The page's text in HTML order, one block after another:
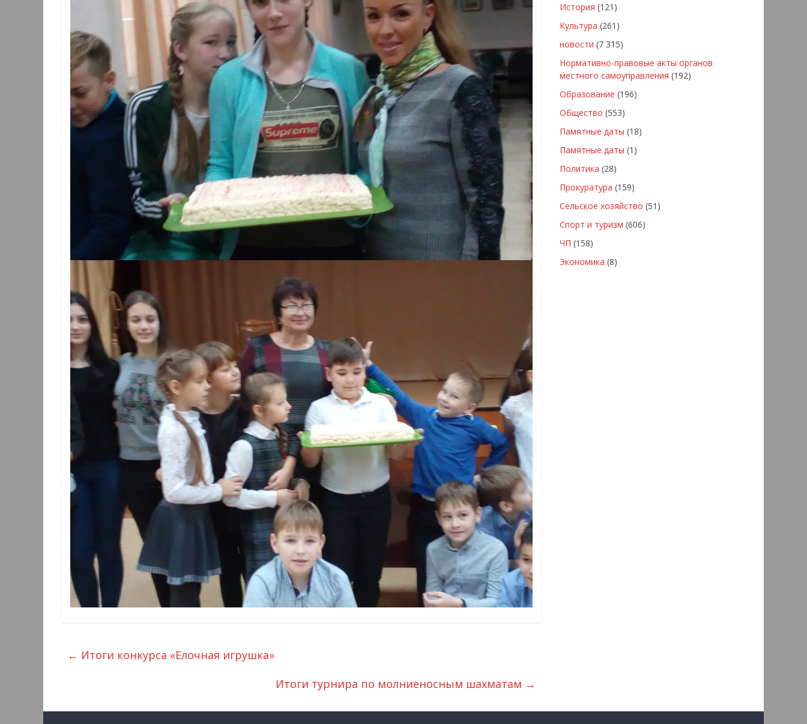
← Итоги конкурса «Елочная игрушка»
Итоги турнира по молниеносным шахматам →
История (121)
Культура (261)
новости (7 315)
Нормативно-правовые акты органов
местного самоуправления (192)
Образование (196)
Общество (553)
Памятные даты (18)
Памятные даты (1)
Политика (28)
Прокуратура (159)
Сельское хозяйство (51)
Спорт и туризм (606)
ЧП (158)
Экономика (8)